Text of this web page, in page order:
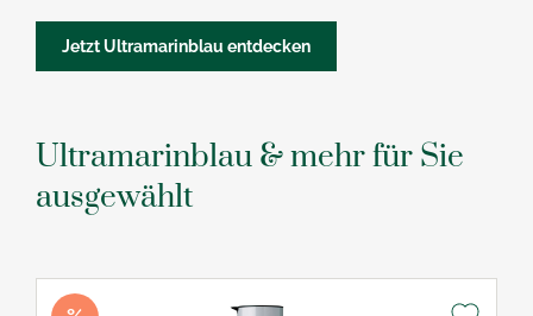
Jetzt Ultramarinblau entdecken
Ultramarinblau & mehr für Sie
ausgewählt